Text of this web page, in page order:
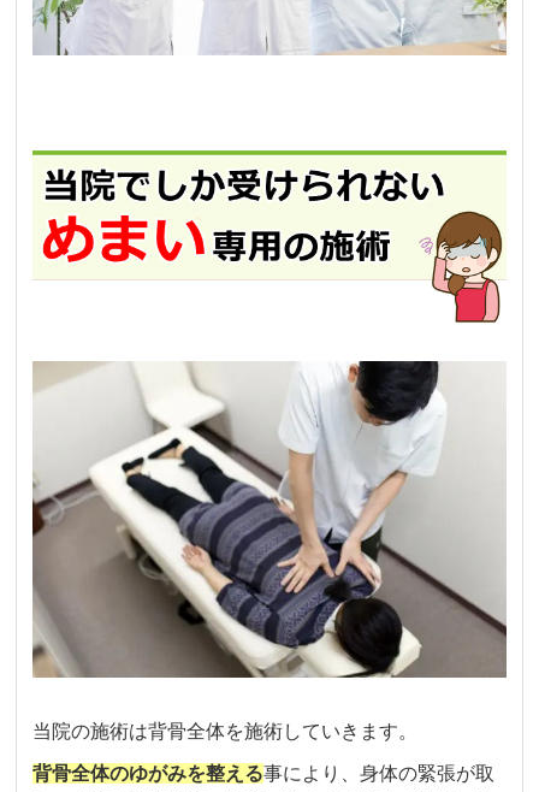
当院の施術は背骨全体を施術していきます。
背骨全体のゆがみを整える事により、身体の緊張が取